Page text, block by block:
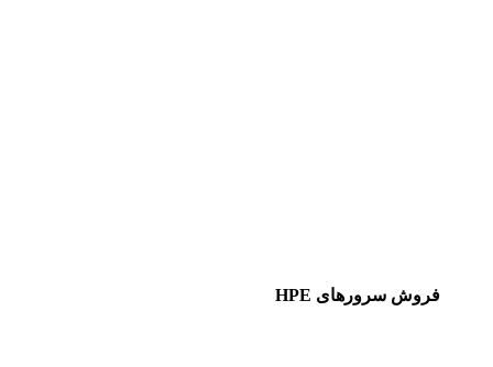
فروش سرورهای HPE